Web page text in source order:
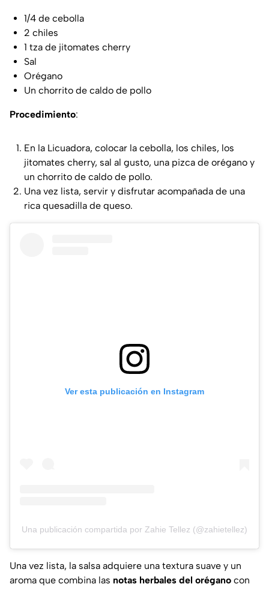
1/4 de cebolla
2 chiles
1 tza de jitomates cherry
Sal
Orégano
Un chorrito de caldo de pollo
Procedimiento:
En la Licuadora, colocar la cebolla, los chiles, los
jitomates cherry, sal al gusto, una pizca de orégano y
un chorrito de caldo de pollo.
Una vez lista, servir y disfrutar acompañada de una
rica quesadilla de queso.
Ver esta publicación en Instagram
Una publicación compartida por Zahie Tellez (@zahietellez)
Una vez lista, la salsa adquiere una textura suave y un
aroma que combina las notas herbales del orégano con